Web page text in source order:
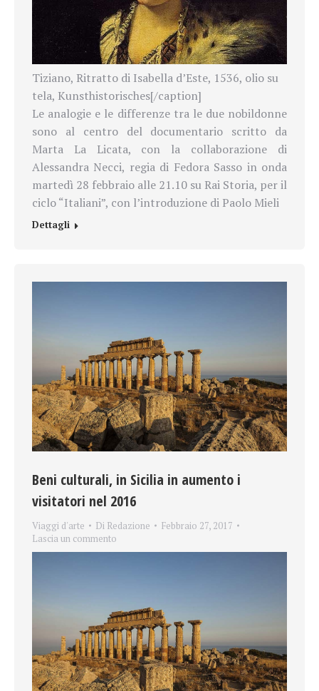
Tiziano, Ritratto di Isabella d’Este, 1536, olio su
tela, Kunsthistorisches[/caption]
Le analogie e le differenze tra le due nobildonne
sono al centro del documentario scritto da
Marta La Licata, con la collaborazione di
Alessandra Necci, regia di Fedora Sasso in onda
martedì 28 febbraio alle 21.10 su Rai Storia, per il
ciclo “Italiani”, con l’introduzione di Paolo Mieli
Dettagli
Beni culturali, in Sicilia in aumento i
visitatori nel 2016
Viaggi d'arte Di Redazione
Febbraio 27, 2017
Lascia un commento